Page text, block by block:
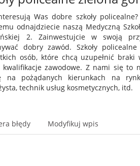
Was dobre szkoły
odnajdziecie naszą Medyczną
2. Zainwestujcie w swoją
dobry zawód. Szkoły
osób, które chcą uzupełnić
kwalifikacje zawodowe. Z nami się to
na pożądanych kierunkach na
technik usług kosmetycznych, itd.
błędy Modyfikuj wpis